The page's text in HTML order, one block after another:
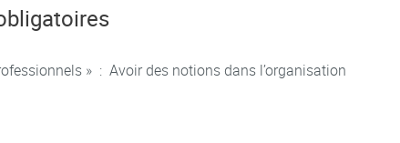
» : Avoir des notions dans l’organisation